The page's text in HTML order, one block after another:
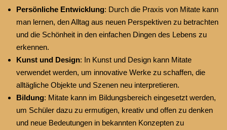
Persönliche Entwicklung: Durch die Praxis von Mitate kann
man lernen, den Alltag aus neuen Perspektiven zu betrachten
und die Schönheit in den einfachen Dingen des Lebens zu
erkennen.
Kunst und Design: In Kunst und Design kann Mitate
verwendet werden, um innovative Werke zu schaffen, die
alltägliche Objekte und Szenen neu interpretieren.
Bildung: Mitate kann im Bildungsbereich eingesetzt werden,
um Schüler dazu zu ermutigen, kreativ und offen zu denken
und neue Bedeutungen in bekannten Konzepten zu